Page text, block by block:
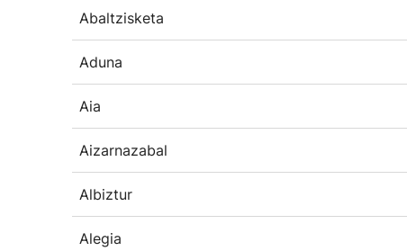
Abaltzisketa
Aduna
Aia
Aizarnazabal
Albiztur
Alegia